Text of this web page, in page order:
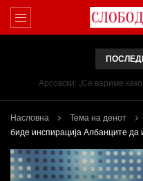
Арсовски: „Се вариме
Насловна Тема на денот
биде инспирација Албанците да